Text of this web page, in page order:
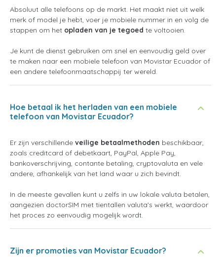
Absoluut alle telefoons op de markt. Het maakt niet uit welk
merk of model je hebt, voer je mobiele nummer in en volg de
stappen om het opladen van je tegoed te voltooien.
Je kunt de dienst gebruiken om snel en eenvoudig geld over
te maken naar een mobiele telefoon van Movistar Ecuador of
een andere telefoonmaatschappij ter wereld.
Hoe betaal ik het herladen van een mobiele
telefoon van Movistar Ecuador?
Er zijn verschillende veilige betaalmethoden beschikbaar,
zoals creditcard of debetkaart, PayPal, Apple Pay,
bankoverschrijving, contante betaling, cryptovaluta en vele
andere, afhankelijk van het land waar u zich bevindt.
In de meeste gevallen kunt u zelfs in uw lokale valuta betalen,
aangezien doctorSIM met tientallen valuta's werkt, waardoor
het proces zo eenvoudig mogelijk wordt.
Zijn er promoties van Movistar Ecuador?